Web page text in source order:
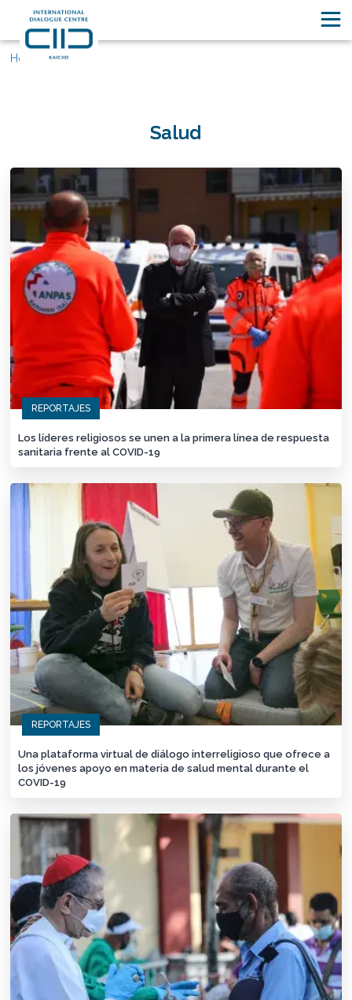
Home
Salud
REPORTAJES
Los líderes religiosos se unen a la primera línea de respuesta
sanitaria frente al COVID-19
REPORTAJES
Una plataforma virtual de diálogo interreligioso que ofrece a
los jóvenes apoyo en materia de salud mental durante el
COVID-19